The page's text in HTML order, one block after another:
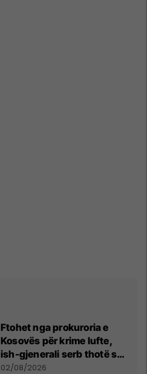
Ftohet nga prokuroria e
Kosovës për krime lufte,
ish-gjenerali serb thotë se
dikush e tradhtoi në
02/08/2026